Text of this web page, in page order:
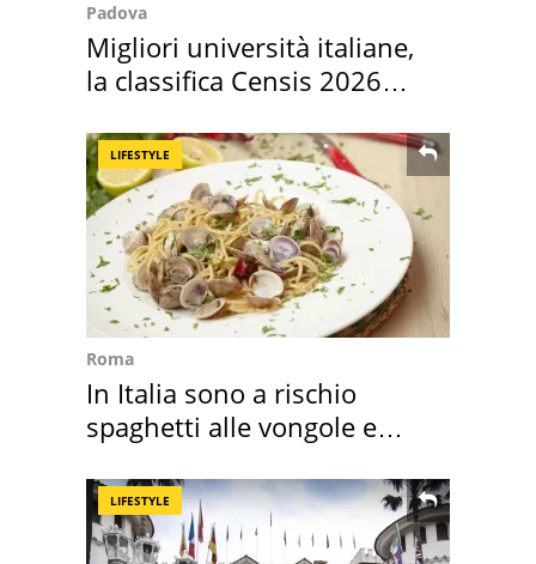
Padova
Migliori università italiane,
la classifica Censis 2026
LIFESTYLE
Roma
In Italia sono a rischio
spaghetti alle vongole e
LIFESTYLE